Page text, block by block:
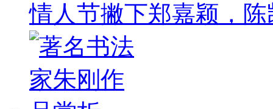
情人节撇下郑嘉颖，